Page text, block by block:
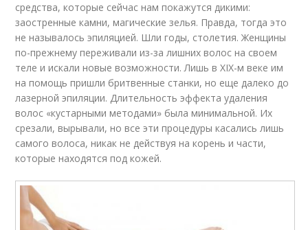
средства, которые сейчас нам покажутся дикими:
заостренные камни, магические зелья. Правда, тогда это
не называлось эпиляцией. Шли годы, столетия. Женщины
по-прежнему переживали из-за лишних волос на своем
теле и искали новые возможности. Лишь в XIX-м веке им
на помощь пришли бритвенные станки, но еще далеко до
лазерной эпиляции. Длительность эффекта удаления
волос «кустарными методами» была минимальной. Их
срезали, вырывали, но все эти процедуры касались лишь
самого волоса, никак не действуя на корень и части,
которые находятся под кожей.